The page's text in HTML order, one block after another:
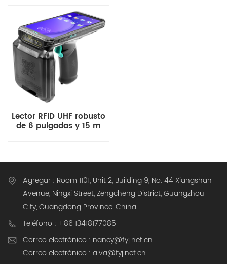
Lector RFID UHF robusto
de 6 pulgadas y 15 m
Agregar : Room 1101, Unit 2, Building 9, No. 44 Xiangshan
Avenue, Ningxi Street, Zengcheng District, Guangzhou
City, Guangdong Province, China
Teléfono : +86 13418177085
Correo electrónico : nancy@fyj.net.cn
Correo electrónico : alva@fyj.net.cn